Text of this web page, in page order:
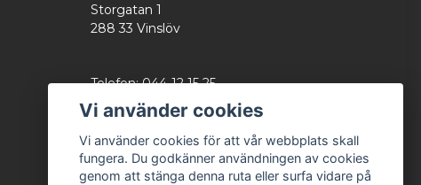
Storgatan 1
288 33 Vinslöv
Telefon: 044-12 15 25
info@vinslovsvapen.se
Vi använder cookies
Vi använder cookies för att vår webbplats skall
fungera. Du godkänner användningen av cookies
genom att stänga denna ruta eller surfa vidare på